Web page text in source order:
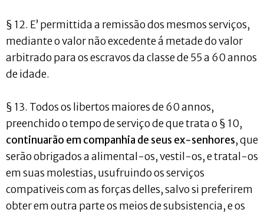
§ 12. E’ permittida a remissão dos mesmos serviços,
mediante o valor não excedente á metade do valor
arbitrado para os escravos da classe de 55 a 60 annos
de idade.
§ 13. Todos os libertos maiores de 60 annos,
preenchido o tempo de serviço de que trata o § 10,
continuarão em companhia de seus ex-senhores, que
serão obrigados a alimental-os, vestil-os, e tratal-os
em suas molestias, usufruindo os serviços
compativeis com as forças delles, salvo si preferirem
obter em outra parte os meios de subsistencia, e os